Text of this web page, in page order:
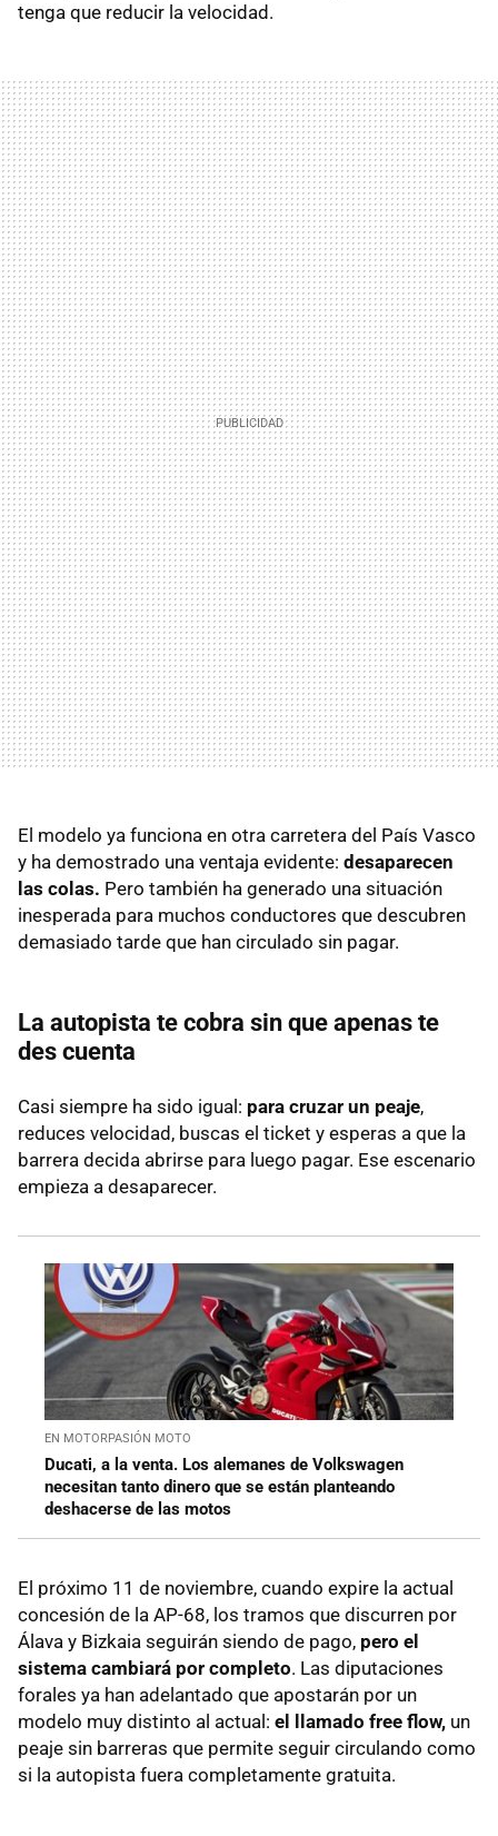
tenga que reducir la velocidad.
El modelo ya funciona en otra carretera del País Vasco
y ha demostrado una ventaja evidente: desaparecen
las colas. Pero también ha generado una situación
inesperada para muchos conductores que descubren
demasiado tarde que han circulado sin pagar.
La autopista te cobra sin que apenas te
des cuenta
Casi siempre ha sido igual: para cruzar un peaje,
reduces velocidad, buscas el ticket y esperas a que la
barrera decida abrirse para luego pagar. Ese escenario
empieza a desaparecer.
EN MOTORPASIÓN MOTO
Ducati, a la venta. Los alemanes de Volkswagen
necesitan tanto dinero que se están planteando
deshacerse de las motos
El próximo 11 de noviembre, cuando expire la actual
concesión de la AP-68, los tramos que discurren por
Álava y Bizkaia seguirán siendo de pago, pero el
sistema cambiará por completo. Las diputaciones
forales ya han adelantado que apostarán por un
modelo muy distinto al actual: el llamado free flow, un
peaje sin barreras que permite seguir circulando como
si la autopista fuera completamente gratuita.